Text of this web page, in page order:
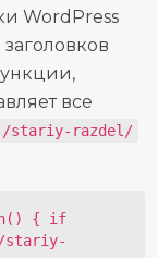
WordPress
все
/stariy-razdel/
{ if
'/stariy-